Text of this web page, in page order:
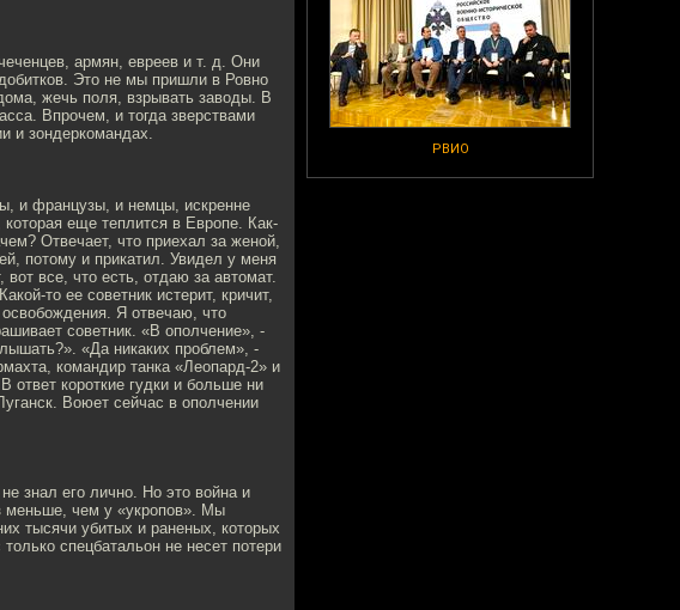
РВИО
армян, евреев и т. д. Они
Это не мы пришли в Ровно
жечь поля, взрывать заводы. В
Впрочем, и тогда зверствами
и зондеркомандах.
и французы, и немцы, искренне
еще теплится в Европе. Как-
Отвечает, что приехал за женой,
потому и прикатил. Увидел у меня
вот все, что есть, отдаю за автомат.
то ее советник истерит, кричит,
Я отвечаю, что
советник. «В ополчение», -
«Да никаких проблем», -
командир танка «Леопард-2» и
ответ короткие гудки и больше ни
Воюет сейчас в ополчении
знал его лично. Но это война и
меньше, чем у «укропов». Мы
тысячи убитых и раненых, которых
спецбатальон не несет потери